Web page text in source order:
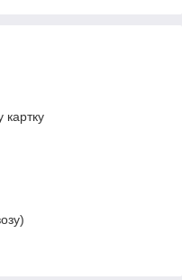
картку